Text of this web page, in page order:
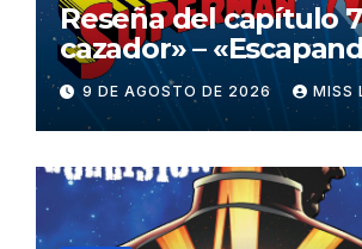
Reseña del capítulo
cazador» –
casa» de «Superman»
9 DE AGOSTO DE 2026 MISS